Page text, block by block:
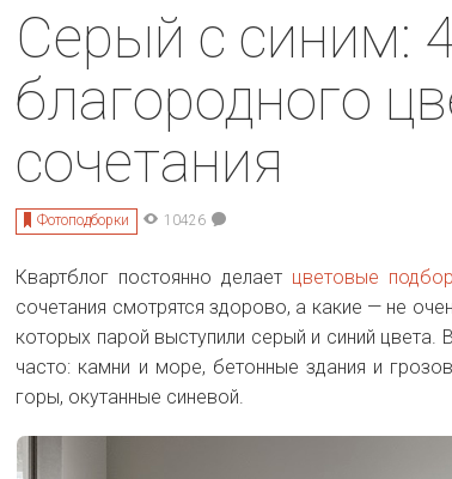
Серый с синим:
благородного
сочетания
Фотоподборки 10426
Квартблог постоянно делает цветовые
сочетания смотрятся здорово, а какие — не
которых парой выступили серый и синий цвета.
часто: камни и море, бетонные здания и
горы, окутанные синевой.